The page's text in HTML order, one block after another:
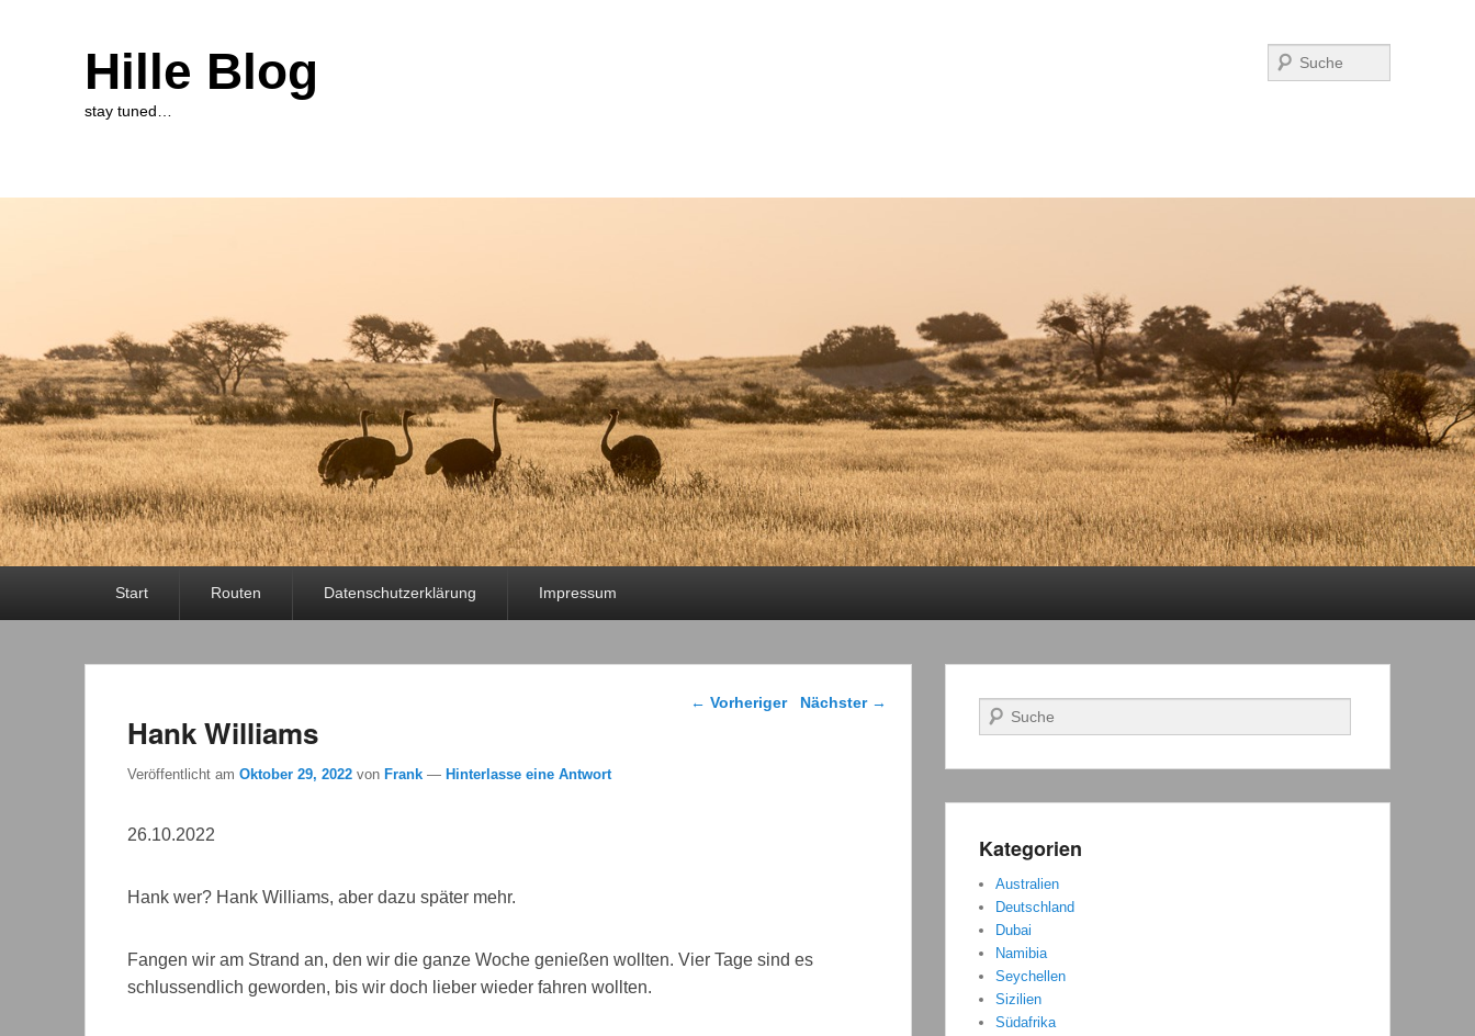
Hille Blog
stay tuned…
Suchen
Start Routen Datenschutzerklärung Impressum
Beitragsnavigation
← Vorheriger Nächster →
Hank Williams
Veröffentlicht am Oktober 29, 2022 von Frank — Hinterlasse eine Antwort
26.10.2022
Hank wer? Hank Williams, aber dazu später mehr.
Fangen wir am Strand an, den wir die ganze Woche genießen wollten. Vier Tage sind es
schlussendlich geworden, bis wir doch lieber wieder fahren wollten.
Suchen
Kategorien
Australien
Deutschland
Dubai
Namibia
Seychellen
Sizilien
Südafrika